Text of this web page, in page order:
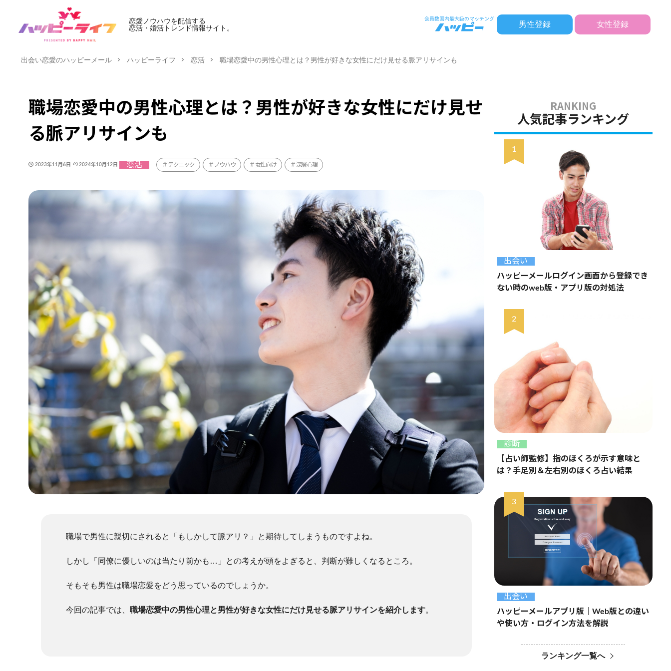
恋愛ノウハウを配信する
恋活・婚活トレンド情報サイト。
男性登録 女性登録
出会い恋愛のハッピーメール ハッピーライフ 恋活 職場恋愛中の男性心理とは？男性が好きな女性にだけ見せる脈アリサインも
職場恋愛中の男性心理とは？男性が好きな女性にだけ見せ
る脈アリサインも
2023年11月6日 2024年10月12日 恋活 テクニック ノウハウ 女性向け 深層心理
職場で男性に親切にされると「もしかして脈アリ？」と期待してしまうものですよね。
しかし「同僚に優しいのは当たり前かも…」との考えが頭をよぎると、判断が難しくなるところ。
そもそも男性は職場恋愛をどう思っているのでしょうか。
今回の記事では、 職場恋愛中の男性心理と男性が好きな女性にだけ見せる脈アリサインを紹介します。
人気記事ランキング
出会い
ハッピーメールログイン画面から登録でき
ない時のweb版・アプリ版の対処法
診断
【占い師監修】指のほくろが示す意味と
は？手足別＆左右別のほくろ占い結果
出会い
ハッピーメールアプリ版｜Web版との違い
や使い方・ログイン方法を解説
ランキング一覧へ